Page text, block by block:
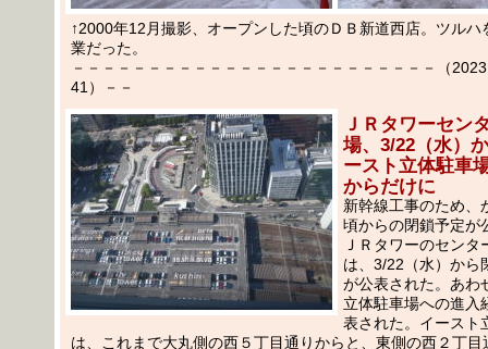
↑2000年12月撮影、オープンした頃のＤＢ新道西店。ツルハ
業だった。
－－－－－－－－－－－－－－－－－－－－－－－－（
41）－－
ＪＲタワーセン
場、3/22（水）
ースト立体駐車
からだけに
新幹線工事のため、
頃からの閉鎖予定が
ＪＲタワーのセン
は、3/22（水）から
が公表された。あわ
立体駐車場への進入
表された。イースト
は、これまで大丸側の西５丁目通りからと、東側の西２丁目